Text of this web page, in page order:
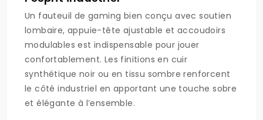
Un fauteuil de gaming bien conçu avec soutien
lombaire, appuie-tête ajustable et accoudoirs
modulables est indispensable pour jouer
confortablement. Les finitions en cuir
synthétique noir ou en tissu sombre renforcent
le côté industriel en apportant une touche sobre
et élégante à l’ensemble.